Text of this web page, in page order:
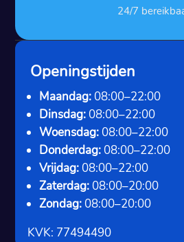
24/7
Openingstijden
Maandag: 08:00–22:00
Dinsdag: 08:00–22:00
Woensdag: 08:00–22:00
Donderdag: 08:00–22:00
Vrijdag: 08:00–22:00
Zaterdag: 08:00–20:00
Zondag: 08:00–20:00
KVK: 77494490